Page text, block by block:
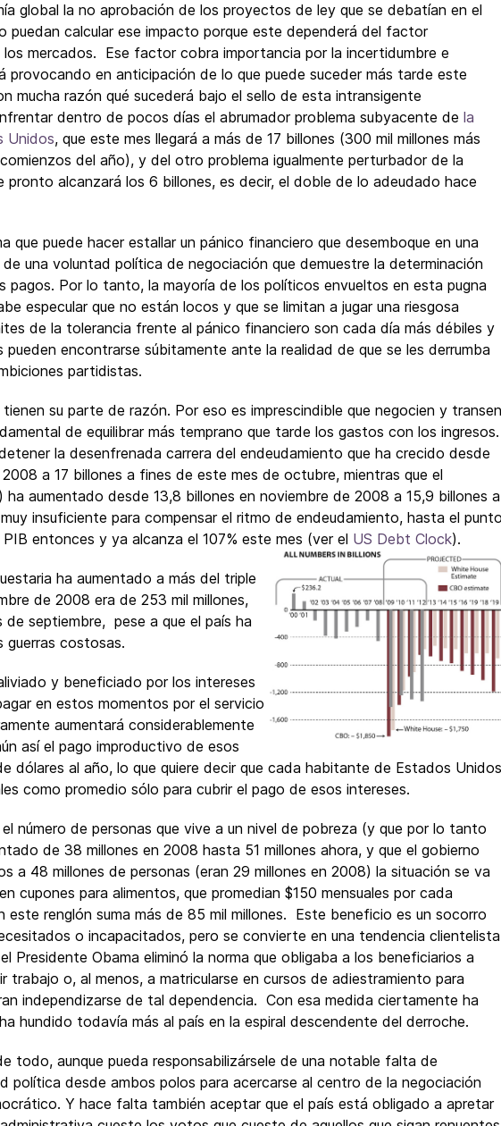
global la no aprobación de los proyectos de ley que se debatían en el
puedan calcular ese impacto porque este dependerá del factor
mercados. Ese factor cobra importancia por la incertidumbre e
provocando en anticipación de lo que puede suceder más tarde este
mucha razón qué sucederá bajo el sello de esta intransigente
dentro de pocos días el abrumador problema subyacente de la
Unidos, que este mes llegará a más de 17 billones (300 mil millones más
del año), y del otro problema igualmente perturbador de la
pronto alcanzará los 6 billones, es decir, el doble de lo adeudado hace
que puede hacer estallar un pánico financiero que desemboque en una
de una voluntad política de negociación que demuestre la determinación
pagos. Por lo tanto, la mayoría de los políticos envueltos en esta pugna
especular que no están locos y que se limitan a jugar una riesgosa
de la tolerancia frente al pánico financiero son cada día más débiles y
encontrarse súbitamente ante la realidad de que se les derrumba
partidistas.
su parte de razón. Por eso es imprescindible que negocien y transen
de equilibrar más temprano que tarde los gastos con los ingresos.
la desenfrenada carrera del endeudamiento que ha crecido desde
a 17 billones a fines de este mes de octubre, mientras que el
aumentado desde 13,8 billones en noviembre de 2008 a 15,9 billones a
insuficiente para compensar el ritmo de endeudamiento, hasta el punto
entonces y ya alcanza el 107% este mes (ver el US Debt Clock).
ha aumentado a más del triple
de 2008 era de 253 mil millones,
septiembre, pese a que el país ha
guerras costosas.
y beneficiado por los intereses
en estos momentos por el servicio
aumentará considerablemente
así el pago improductivo de esos
dólares al año, lo que quiere decir que cada habitante de Estados Unidos
como promedio sólo para cubrir el pago de esos intereses.
número de personas que vive a un nivel de pobreza (y que por lo tanto
de 38 millones en 2008 hasta 51 millones ahora, y que el gobierno
a 48 millones de personas (eran 29 millones en 2008) la situación se va
cupones para alimentos, que promedian $150 mensuales por cada
este renglón suma más de 85 mil millones. Este beneficio es un socorro
o incapacitados, pero se convierte en una tendencia clientelista
Presidente Obama eliminó la norma que obligaba a los beneficiarios a
trabajo o, al menos, a matricularse en cursos de adiestramiento para
independizarse de tal dependencia. Con esa medida ciertamente ha
hundido todavía más al país en la espiral descendente del derroche.
todo, aunque pueda responsabilizársele de una notable falta de
política desde ambos polos para acercarse al centro de la negociación
Y hace falta también aceptar que el país está obligado a apretar